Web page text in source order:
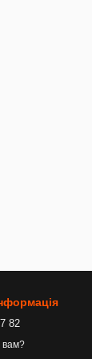
82
вам?